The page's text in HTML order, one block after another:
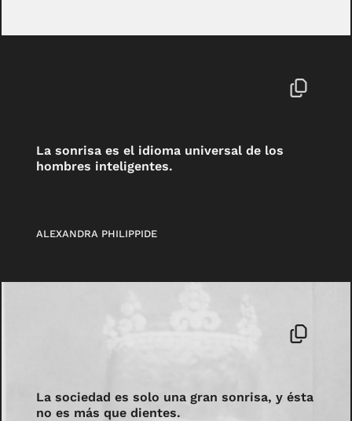
La sonrisa es el idioma universal de los
hombres inteligentes.
ALEXANDRA PHILIPPIDE
La sociedad es solo una gran sonrisa, y ésta
no es más que dientes.